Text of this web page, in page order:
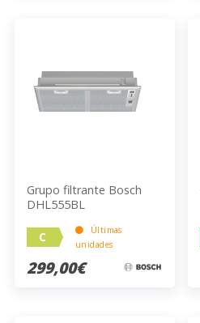
Grupo filtrante Bosch
DHL555BL
C
Últimas
unidades
299,00€